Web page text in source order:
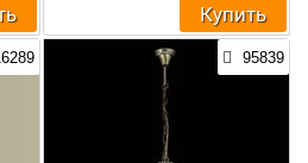
Купить
95839